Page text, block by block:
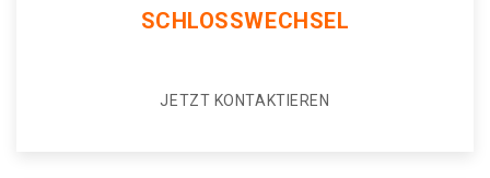
SCHLOSSWECHSEL
JETZT KONTAKTIEREN